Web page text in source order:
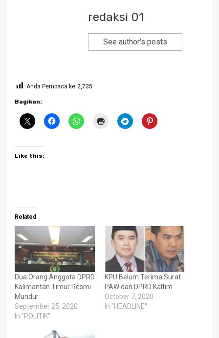
redaksi 01
See author's posts
Anda Pembaca ke 2,735
Bagikan:
Like this:
Related
Dua Orang Anggota DPRD
Kalimantan Timur Resmi
Mundur
September 25, 2020
In "POLITIK"
KPU Belum Terima Surat
PAW dari DPRD Kaltim
October 7, 2020
In "HEADLINE"